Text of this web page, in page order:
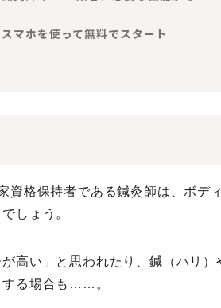
マホを使って無料でスタート
資格保持者である鍼灸師は、ボデ
しょう。
高い」 と思われたり、鍼（ハリ）
する場合も……。